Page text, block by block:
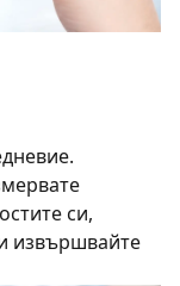
си,
извършвайте